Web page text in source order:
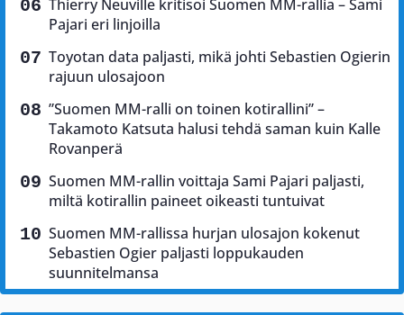
Thierry Neuville kritisoi Suomen MM-rallia – Sami
Pajari eri linjoilla
Toyotan data paljasti, mikä johti Sebastien Ogierin
rajuun ulosajoon
”Suomen MM-ralli on toinen kotirallini” –
Takamoto Katsuta halusi tehdä saman kuin Kalle
Rovanperä
Suomen MM-rallin voittaja Sami Pajari paljasti,
miltä kotirallin paineet oikeasti tuntuivat
Suomen MM-rallissa hurjan ulosajon kokenut
Sebastien Ogier paljasti loppukauden
suunnitelmansa